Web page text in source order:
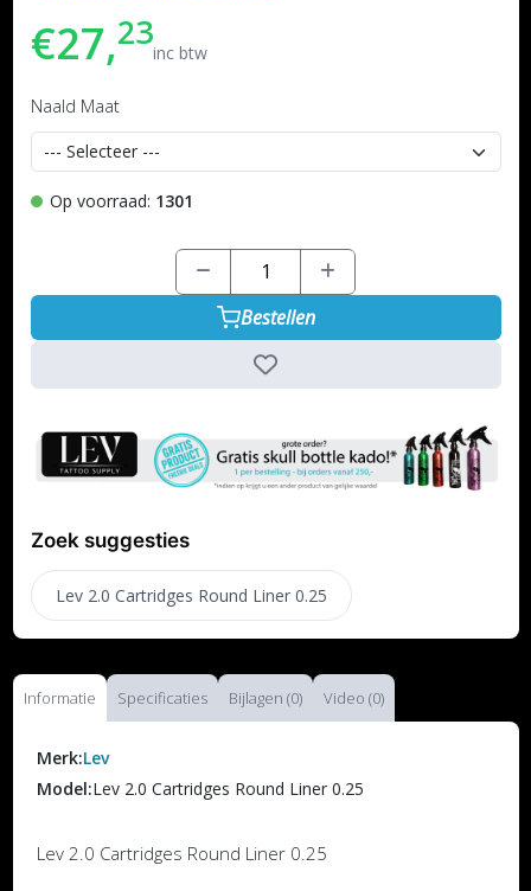
€27,23inc btw
Naald Maat
Op voorraad: 1301
Bestellen
Zoek suggesties
Lev 2.0 Cartridges Round Liner 0.25
Informatie Specificaties Bijlagen (0) Video (0)
Merk:Lev
Model:Lev 2.0 Cartridges Round Liner 0.25
Lev 2.0 Cartridges Round Liner 0.25